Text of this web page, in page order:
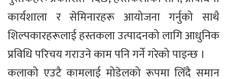
कार्यशाला र सेमिनारहरू आयोजना गर्नुको साथै
शिल्पकारहरूलाई हस्तकला उत्पादनको लागि आधुनिक
प्रविधि परिचय गराउने काम पनि गर्ने गरेको पाइन्छ ।
कलाको एउटै कामलाई मोडेलको रूपमा लिँदै समान